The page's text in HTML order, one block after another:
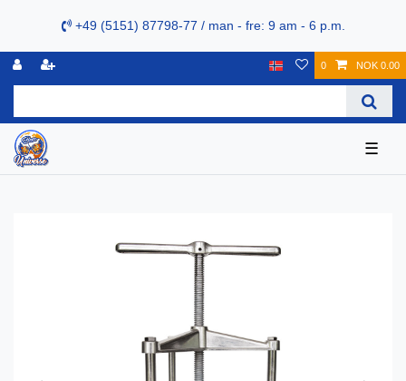
+49 (5151) 87798-77 / man - fre: 9 am - 6 p.m.
0 NOK 0.00
☰